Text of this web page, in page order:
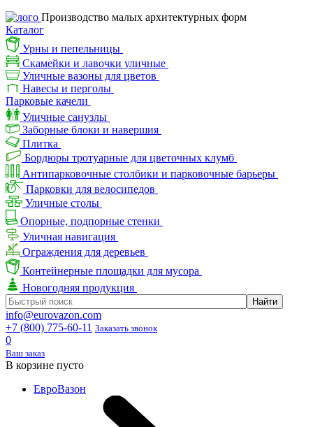
Производство малых архитектурных форм
Каталог
Урны и пепельницы
Скамейки и лавочки уличные
Уличные вазоны для цветов
Навесы и перголы
Парковые качели
Уличные санузлы
Заборные блоки и навершия
Плитка
Бордюры тротуарные для цветочных клумб
Антипарковочные столбики и парковочные барьеры
Парковки для велосипедов
Уличные столы
Опорные, подпорные стенки
Уличная навигация
Ограждения для деревьев
Контейнерные площадки для мусора
Новогодняя продукция
info@eurovazon.com
+7 (800) 775-60-11 Заказать звонок
0
Ваш заказ
В корзине пусто
ЕвроВазон